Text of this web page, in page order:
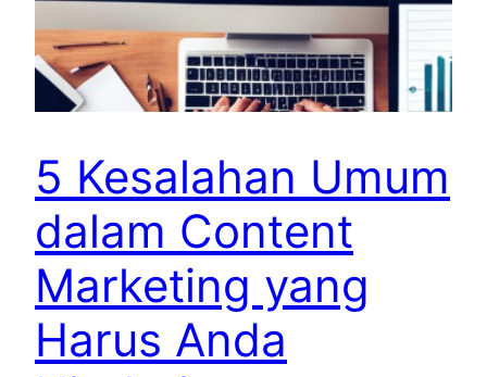
5 Kesalahan Umum
dalam Content
Marketing yang
Harus Anda